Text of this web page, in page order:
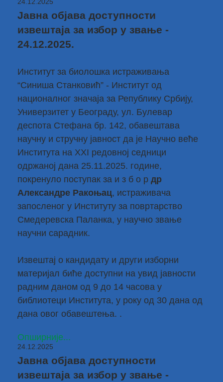
Јавна објава доступности
извештаја за избор у звање -
24.12.2025.
Институт за биолошка истраживања
“Синиша Станковић” - Институт од
националног значаја за Републику Србију,
Универзитет у Београду, ул. Булевар
деспота Стефана бр. 142, обавештава
научну и стручну јавност да је Научно веће
Института на XXI редовној седници
одржаној дана 25.11.2025. године,
покренуло поступак за и з б о р др
Александре Ракоњац, истраживача
запосленог у Институту за повртарство
Смедеревска Паланка, у научно звање
научни сарадник.
Извештај о кандидату и други изборни
материјал биће доступни на увид јавности
радним даном од 9 до 14 часова у
библиотеци Института, у року од 30 дана од
дана овог обавештења. .
Опширније...
24.12.2025
Јавна објава доступности
извештаја за избор у звање -